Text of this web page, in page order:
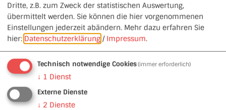
Möchten Sie von Google Maps bereitgestellte externe
Dritte, z.B. zum Zweck der statistischen Auswertung,
übermittelt werden. Sie können die hier vorgenommenen
Einstellungen jederzeit abändern. Mehr dazu erfahren Sie
hier: Datenschutzerklärung / Impressum.
Technisch notwendige Cookies(immer erforderlich)
↓ 1 Dienst
Externe Dienste
↓ 2 Dienste